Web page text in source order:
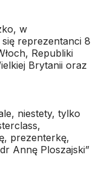
w
reprezentanci 8
Republiki
Brytanii oraz
niestety, tylko
prezenterkę,
Annę Ploszajski”